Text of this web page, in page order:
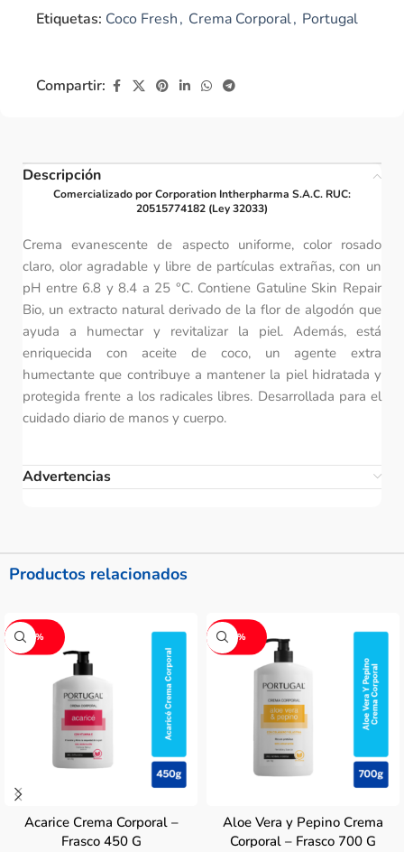
Etiquetas: Coco Fresh, Crema Corporal, Portugal
Compartir:
Descripción
Comercializado por Corporation Intherpharma S.A.C. RUC:
20515774182 (Ley 32033)
Crema evanescente de aspecto uniforme, color rosado
claro, olor agradable y libre de partículas extrañas, con un
pH entre 6.8 y 8.4 a 25 °C. Contiene Gatuline Skin Repair
Bio, un extracto natural derivado de la flor de algodón que
ayuda a humectar y revitalizar la piel. Además, está
enriquecida con aceite de coco, un agente extra
humectante que contribuye a mantener la piel hidratada y
protegida frente a los radicales libres. Desarrollada para el
cuidado diario de manos y cuerpo.
Advertencias
Productos relacionados
-7%
Acarice Crema Corporal –
Frasco 450 G
-6%
Aloe Vera y Pepino Crema
Corporal – Frasco 700 G